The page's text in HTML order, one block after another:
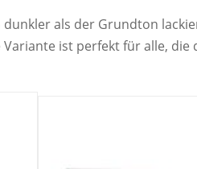
dunkler als der Grundton
ist perfekt für alle, die